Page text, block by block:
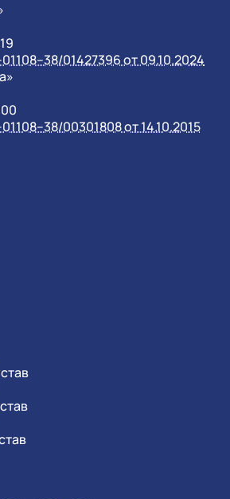
01427396 от 09.10.2024
00301808 от 14.10.2015